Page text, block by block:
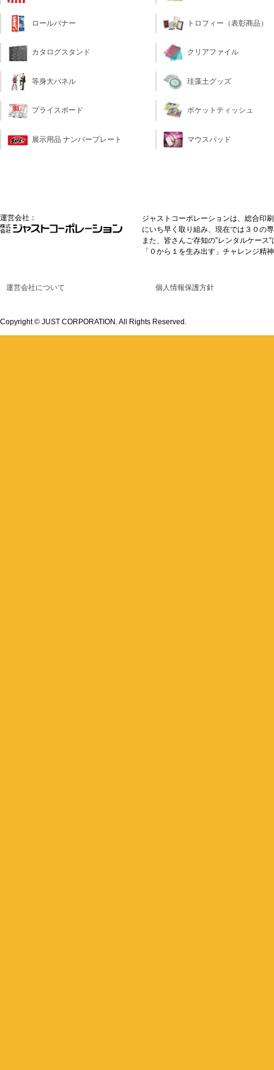
ロールバナー
カタログスタンド
等身大パネル
プライスボード
展示用品 ナンバープレート
トロフィー（表彰商品）
クリアファイル
珪藻土グッズ
ポケットティッシュ
マウスパッド
運営会社：
ジャストコーポレーションは、総合印
にいち早く取り組み、現在では３０の
また、皆さんご存知の”レンタルケー
「０から１を生み出す」チャレンジ精
運営会社について 個人情報保護方針
Copyright © JUST CORPORATION. All Rights Reserved.